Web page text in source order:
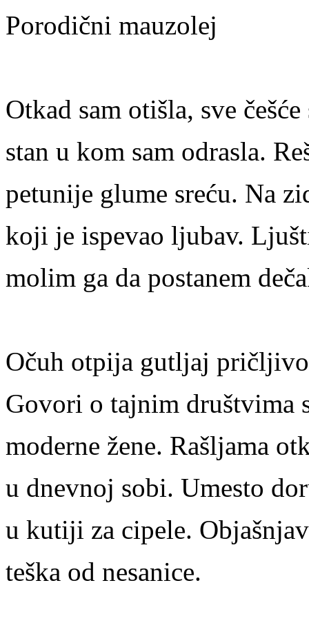
Porodični mauzolej
Otkad sam otišla, sve češće
stan u kom sam odrasla.
petunije glume sreću. Na
koji je ispevao ljubav.
molim ga da postanem
Očuh otpija gutljaj
Govori o tajnim društvima
moderne žene. Rašljama
u dnevnoj sobi. Umesto
u kutiji za cipele.
teška od nesanice.